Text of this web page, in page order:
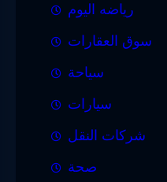
رياضه اليوم
سوق العقارات
سياحة
سيارات
شركات النقل
صحة